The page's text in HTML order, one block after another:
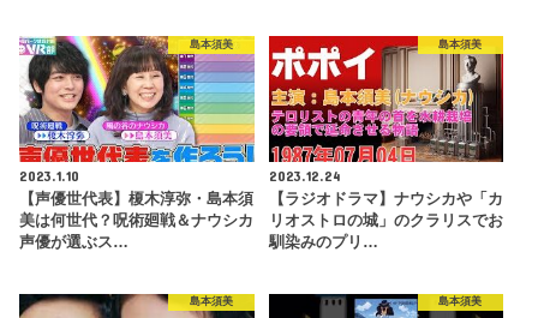
島本須美
2023.1.10
【声優世代表】榎木淳弥・島本須
美は何世代？呪術廻戦＆ナウシカ
声優が選ぶス…
島本須美
2023.12.24
【ラジオドラマ】ナウシカや「カ
リオストロの城」のクラリスでお
馴染みのプリ…
島本須美 島本須美